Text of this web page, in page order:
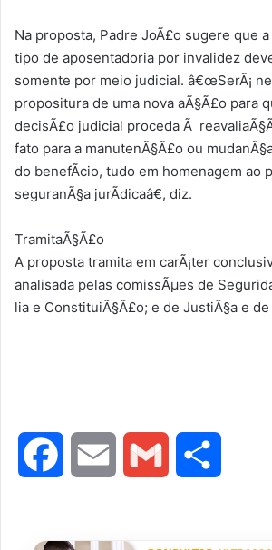
Na proposta, Padre JoÃ£o sugere que
tipo de aposentadoria por invalidez
somente por meio judicial. â€œSerÃ¡
propositura de uma nova aÃ§Ã£o para
decisÃ£o judicial proceda Ã
fato para a manutenÃ§Ã£o ou
do benefÃ­cio, tudo em homenagem ao
seguranÃ§a jurÃ­dicaâ€, diz.
TramitaÃ§Ã£o
A proposta tramita em carÃ¡ter
analisada pelas comissÃµes de
lia e ConstituiÃ§Ã£o; e de JustiÃ§a e de
c a a